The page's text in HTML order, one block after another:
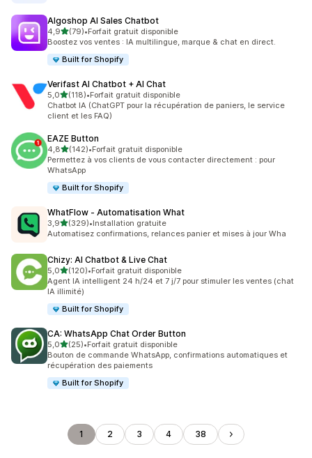
Algoshop AI Sales Chatbot
4,9étoile(s) sur 5
(79)
79 avis au total
•Forfait gratuit disponible
Boostez vos ventes : IA multilingue, marque & chat en direct.
Built for Shopify
Verifast AI Chatbot + AI Chat
5,0étoile(s) sur 5
(118)
118 avis au total
•Forfait gratuit disponible
Chatbot IA (ChatGPT pour la récupération de paniers, le service
client et les FAQ)
EAZE Button
4,8étoile(s) sur 5
(142)
142 avis au total
•Forfait gratuit disponible
Permettez à vos clients de vous contacter directement : pour
WhatsApp
Built for Shopify
WhatFlow ‑ Automatisation What
3,9étoile(s) sur 5
(329)
329 avis au total
•Installation gratuite
Automatisez confirmations, relances panier et mises à jour Wha
Chizy: AI Chatbot & Live Chat
5,0étoile(s) sur 5
(120)
120 avis au total
•Forfait gratuit disponible
Agent IA intelligent 24 h/24 et 7 j/7 pour stimuler les ventes (chat
IA illimité)
Built for Shopify
CA: WhatsApp Chat Order Button
5,0étoile(s) sur 5
(25)
25 avis au total
•Forfait gratuit disponible
Bouton de commande WhatsApp, confirmations automatiques et
récupération des paiements
Built for Shopify
1 2 3 4 38